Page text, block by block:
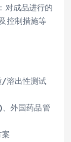
对成品进行的
控制措施等
/溶出性测试
外国药品管